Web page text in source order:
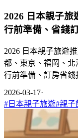
2026 日本親子旅
行前準備、省錢
2026 日本親子旅遊
都、東京、福岡、
行前準備、訂房省錢
2026-03-17·
# 日本親子旅遊#親子